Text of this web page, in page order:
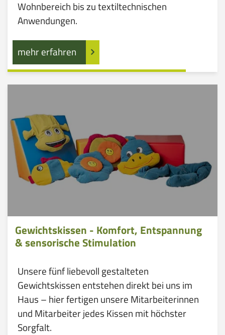
Wohnbereich bis zu textiltechnischen
Anwendungen.
mehr erfahren
Gewichtskissen - Komfort, Entspannung
& sensorische Stimulation
Unsere fünf liebevoll gestalteten
Gewichtskissen entstehen direkt bei uns im
Haus – hier fertigen unsere Mitarbeiterinnen
und Mitarbeiter jedes Kissen mit höchster
Sorgfalt.